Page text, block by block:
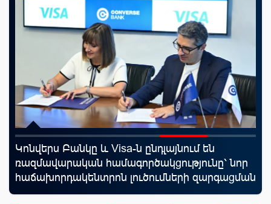
Կոնվերս Բանկը և Visa-ն ընդլայնում են
ռազմավարական համագործակցությունը՝ նոր
հաճախորդակենտրոն լուծումների զարգացման
նպատակով